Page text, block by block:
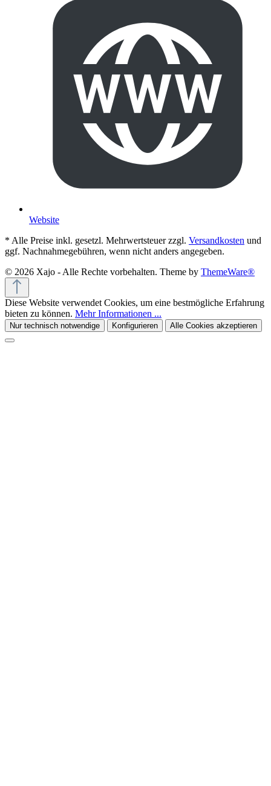
Website
* Alle Preise inkl. gesetzl. Mehrwertsteuer zzgl. Versandkosten und
ggf. Nachnahmegebühren, wenn nicht anders angegeben.
© 2026 Xajo - Alle Rechte vorbehalten. Theme by ThemeWare®
Diese Website verwendet Cookies, um eine bestmögliche Erfahrung
bieten zu können. Mehr Informationen ...
Nur technisch notwendige Konfigurieren Alle Cookies akzeptieren